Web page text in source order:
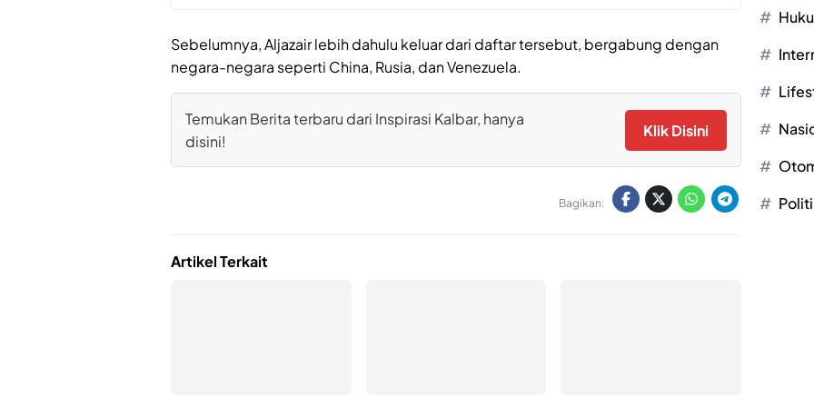
Sebelumnya, Aljazair lebih dahulu keluar dari daftar tersebut, bergabung dengan
negara-negara seperti China, Rusia, dan Venezuela.
Temukan Berita terbaru dari Inspirasi Kalbar, hanya
disini!
Klik Disini
Bagikan:
Artikel Terkait